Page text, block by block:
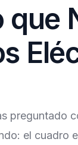
que
preguntado
el cuadro